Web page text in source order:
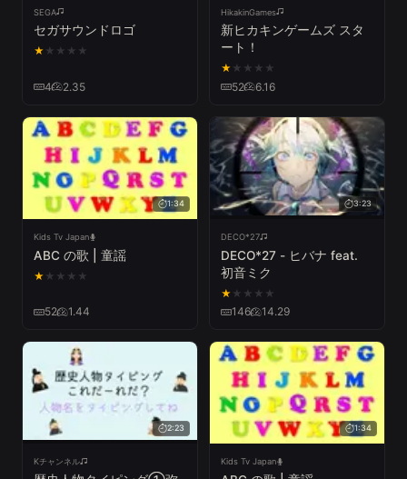
SEGA
セガサウンドロゴ
★ ★ ★ ★ ★
4 2.35
HikakinGames
新ヒカキンゲームズ スタ
ート！
★ ★ ★ ★ ★
52 6.16
1:34
Kids Tv Japan
ABC の歌 | 童謡
★ ★ ★ ★ ★
52 1.44
3:23
DECO*27
DECO*27 - ヒバナ feat.
初音ミク
★ ★ ★ ★ ★
146 14.29
2:23
Kチャンネル
1:34
Kids Tv Japan